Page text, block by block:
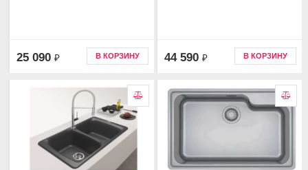
25 090 ₽ В КОРЗИНУ 44 590 ₽ В КОРЗИНУ